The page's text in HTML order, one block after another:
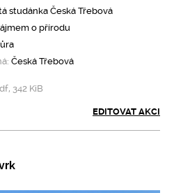
studánka Česká Třebová
o přírodu
Česká Třebová
342 KiB
EDITOVAT AKCI